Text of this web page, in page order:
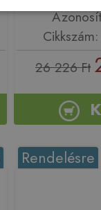
26 226 Ft
Rendelésre